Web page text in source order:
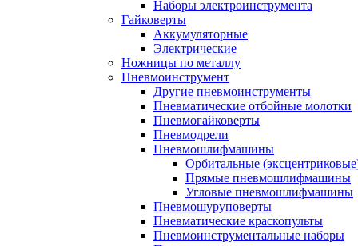
Наборы электроинструмента
Гайковерты
Аккумуляторные
Электрические
Ножницы по металлу
Пневмоинструмент
Другие пневмоинструменты
Пневматические отбойные молотки
Пневмогайковерты
Пневмодрели
Пневмошлифмашины
Орбитальные
Прямые пневмошлифмашины
Угловые пневмошлифмашины
Пневмошуруповерты
Пневматические краскопульты
Пневмоинструментальные наборы